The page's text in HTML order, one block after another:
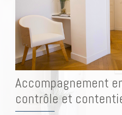
Accompagnement
contrôle et